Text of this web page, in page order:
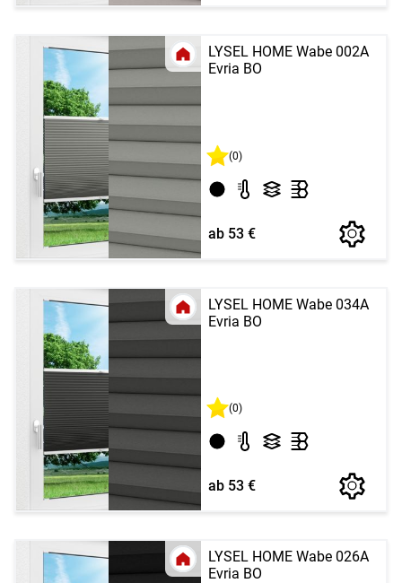
LYSEL HOME Wabe 002A
Evria BO
(0)
ab 53 €
LYSEL HOME Wabe 034A
Evria BO
(0)
ab 53 €
LYSEL HOME Wabe 026A
Evria BO